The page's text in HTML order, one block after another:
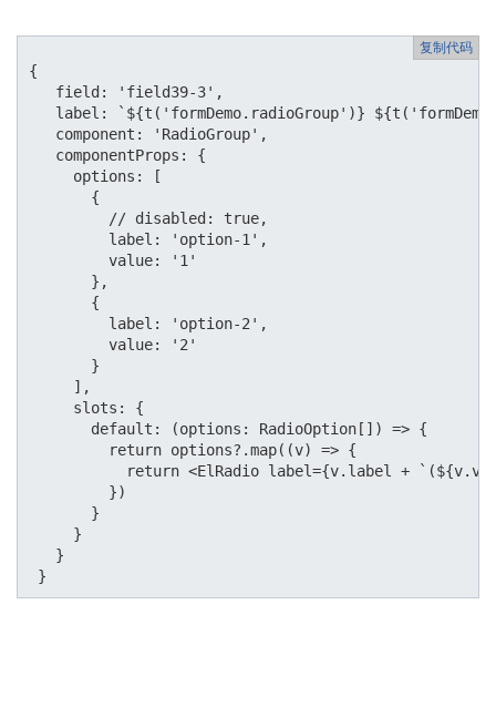
{
field: 'field39-3',
label: `${t('formDemo.radioGroup')}
component: 'RadioGroup',
componentProps: {
options: [
{
// disabled: true,
label: 'option-1',
value: '1'
},
{
label: 'option-2',
value: '2'
}
],
slots: {
default: (options: RadioOption[]) => {
return options?.map((v) => {
return <ElRadio label={v.label +
})
}
}
}
}
复制代码